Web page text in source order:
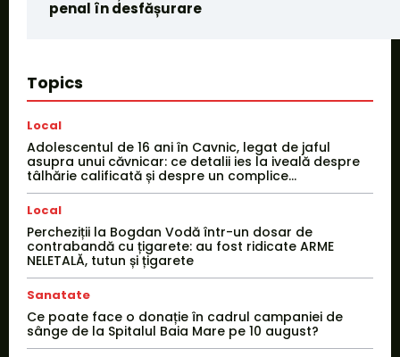
penal în desfășurare
Topics
Local
Adolescentul de 16 ani în Cavnic, legat de jaful
asupra unui căvnicar: ce detalii ies la iveală despre
tâlhărie calificată și despre un complice...
Local
Percheziții la Bogdan Vodă într-un dosar de
contrabandă cu țigarete: au fost ridicate ARME
NELETALĂ, tutun și țigarete
Sanatate
Ce poate face o donație în cadrul campaniei de
sânge de la Spitalul Baia Mare pe 10 august?